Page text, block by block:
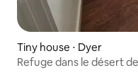
Tiny house ⋅ Dyer
Refuge dans le désert